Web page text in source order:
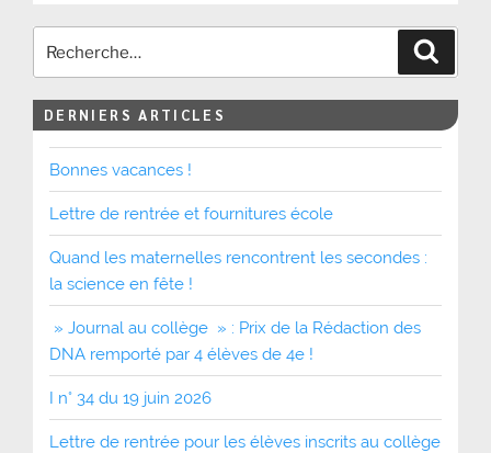
DERNIERS ARTICLES
Bonnes vacances !
Lettre de rentrée et fournitures école
Quand les maternelles rencontrent les secondes :
la science en fête !
» Journal au collège » : Prix de la Rédaction des
DNA remporté par 4 élèves de 4e !
I n° 34 du 19 juin 2026
Lettre de rentrée pour les élèves inscrits au collège